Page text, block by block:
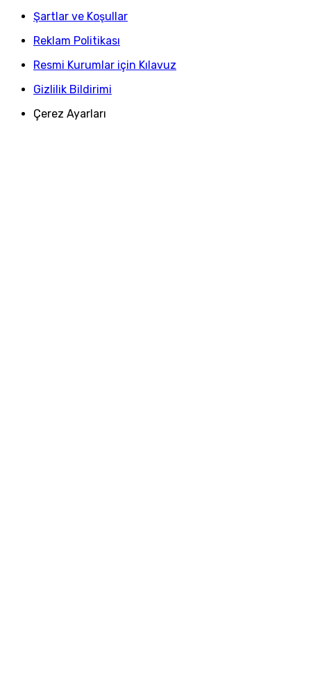
Şartlar ve Koşullar
Reklam Politikası
Resmi Kurumlar için Kılavuz
Gizlilik Bildirimi
Çerez Ayarları